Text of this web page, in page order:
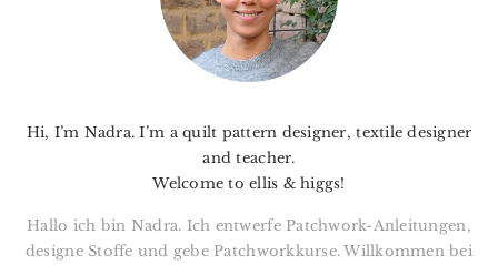
Hi, I’m Nadra. I’m a quilt pattern designer, textile designer
and teacher.
Welcome to ellis & higgs!
Hallo ich bin Nadra. Ich entwerfe Patchwork-Anleitungen,
designe Stoffe und gebe Patchworkkurse. Willkommen bei